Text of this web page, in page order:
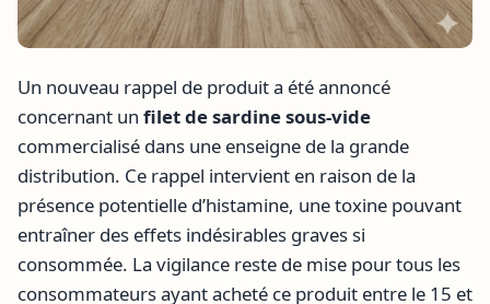
Un nouveau rappel de produit a été annoncé
concernant un filet de sardine sous-vide
commercialisé dans une enseigne de la grande
distribution. Ce rappel intervient en raison de la
présence potentielle d’histamine, une toxine pouvant
entraîner des effets indésirables graves si
consommée. La vigilance reste de mise pour tous les
consommateurs ayant acheté ce produit entre le 15 et